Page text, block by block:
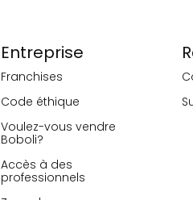
Entreprise
Franchises
Code éthique
Voulez-vous vendre
Boboli?
Accès à des
professionnels